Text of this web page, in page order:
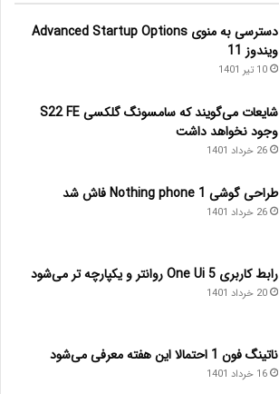
دسترسی به منوی Advanced Startup Options
ویندوز 11
10 تیر 1401
شایعات می‌گویند که سامسونگ گلکسی S22 FE
وجود نخواهد داشت
26 خرداد 1401
طراحی گوشی Nothing phone 1 فاش شد
26 خرداد 1401
رابط کاربری One Ui 5 روانتر و یکپارچه تر می‌شود
20 خرداد 1401
ناتینگ فون 1 احتمالا این هفته معرفی می‌شود
16 خرداد 1401